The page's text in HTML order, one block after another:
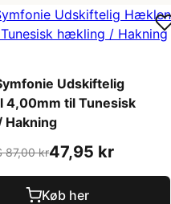
Udskiftelig
4,00mm til Tunesisk
87,00 kr47,95 kr
Køb her